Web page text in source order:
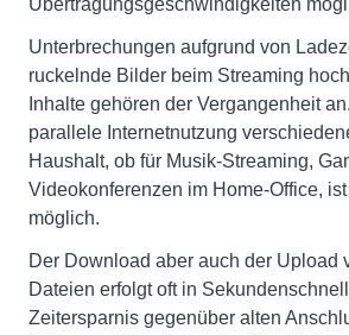
Übertragungsgeschwindigkeiten
Unterbrechungen aufgrund von
ruckelnde Bilder beim Streaming
Inhalte gehören der Vergangenheit
parallele Internetnutzung
Haushalt, ob für Musik-Streaming,
Videokonferenzen im Home-Office,
möglich.
Der Download aber auch der Upload
Dateien erfolgt oft in
Zeitersparnis gegenüber alten